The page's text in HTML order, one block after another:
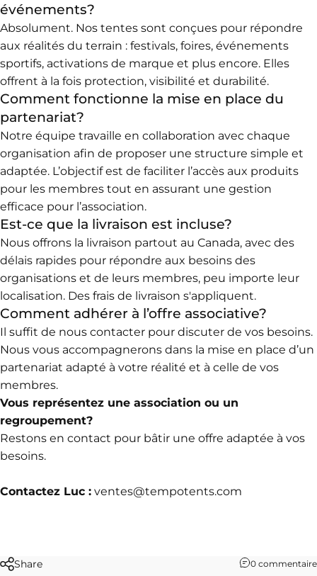
événements?
Absolument. Nos tentes sont conçues pour répondre
aux réalités du terrain : festivals, foires, événements
sportifs, activations de marque et plus encore. Elles
offrent à la fois protection, visibilité et durabilité.
Comment fonctionne la mise en place du
partenariat?
Notre équipe travaille en collaboration avec chaque
organisation afin de proposer une structure simple et
adaptée. L’objectif est de faciliter l’accès aux produits
pour les membres tout en assurant une gestion
efficace pour l’association.
Est-ce que la livraison est incluse?
Nous offrons la livraison partout au Canada, avec des
délais rapides pour répondre aux besoins des
organisations et de leurs membres, peu importe leur
localisation. Des frais de livraison s'appliquent.
Comment adhérer à l’offre associative?
Il suffit de nous contacter pour discuter de vos besoins.
Nous vous accompagnerons dans la mise en place d’un
partenariat adapté à votre réalité et à celle de vos
membres.
Vous représentez une association ou un
regroupement?
Restons en contact pour bâtir une offre adaptée à vos
besoins.
Contactez Luc : ventes@tempotents.com
Share 0 commentaire